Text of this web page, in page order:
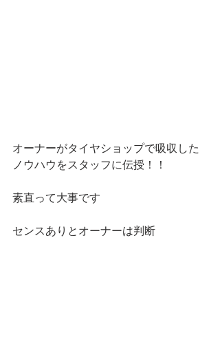
オーナーがタイヤショップで吸収した
ノウハウをスタッフに伝授！！
素直って大事です
センスありとオーナーは判断